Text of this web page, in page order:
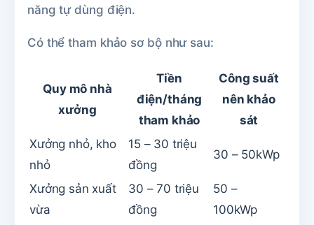
năng tự dùng điện.
Có thể tham khảo sơ bộ như sau:
Quy mô nhà
xưởng
Tiền
điện/tháng
tham khảo
Công suất
nên khảo
sát
Xưởng nhỏ, kho
nhỏ
15 – 30 triệu
đồng
30 – 50kWp
Xưởng sản xuất
vừa
30 – 70 triệu
đồng
50 –
100kWp